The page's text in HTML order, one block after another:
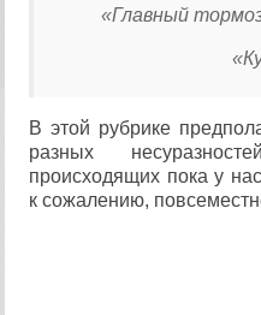
«Главный
В этой рубрике
разных
происходящих пока у
к сожалению,